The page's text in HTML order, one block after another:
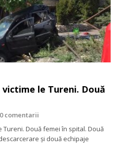
victime le Tureni. Două
0 comentarii
Tureni. Două femei în spital. Două
și două echipaje